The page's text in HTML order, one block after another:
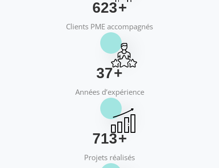
658+
Clients PME accompagnés
40+
Années d’expérience
769+
Projets réalisés